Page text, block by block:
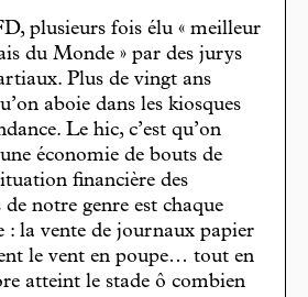
plusieurs fois élu « meilleur
du Monde » par des jurys
Plus de vingt ans
aboie dans les kiosques
Le hic, c’est qu’on
économie de bouts de
financière des
notre genre est chaque
la vente de journaux papier
le vent en poupe… tout en
atteint le stade ô combien